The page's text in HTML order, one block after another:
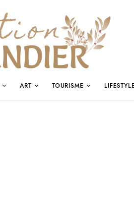
ART TOURISME